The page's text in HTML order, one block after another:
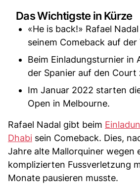
Das Wichtigste in Kürze
«He is back!» Rafael
seinem Comeback auf der
Beim Einladungsturnier in
der Spanier auf den Court
Im Januar 2022 starten
Open in Melbourne.
Rafael Nadal gibt beim
Dhabi sein Comeback. Dies,
Jahre alte Mallorquiner wegen
komplizierten Fussverletzung
Monate pausieren musste.